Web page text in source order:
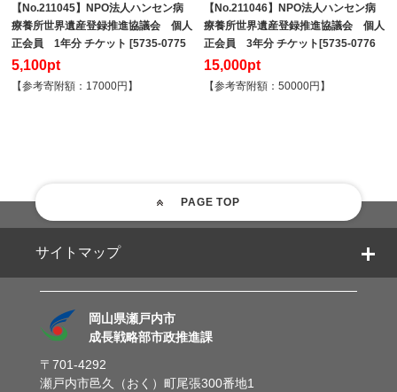
【No.211045】NPO法人ハンセン病
療養所世界遺産登録推進協議会 個人
正会員 1年分 チケット [5735-0775
5,100pt
【参考寄附額：17000円】
【No.211046】NPO法人ハンセン病
療養所世界遺産登録推進協議会 個人
正会員 3年分 チケット[5735-0776
15,000pt
【参考寄附額：50000円】
PAGE TOP
サイトマップ
岡山県瀬戸内市
成長戦略部市政推進課
〒701-4292
瀬戸内市邑久（おく）町尾張300番地1